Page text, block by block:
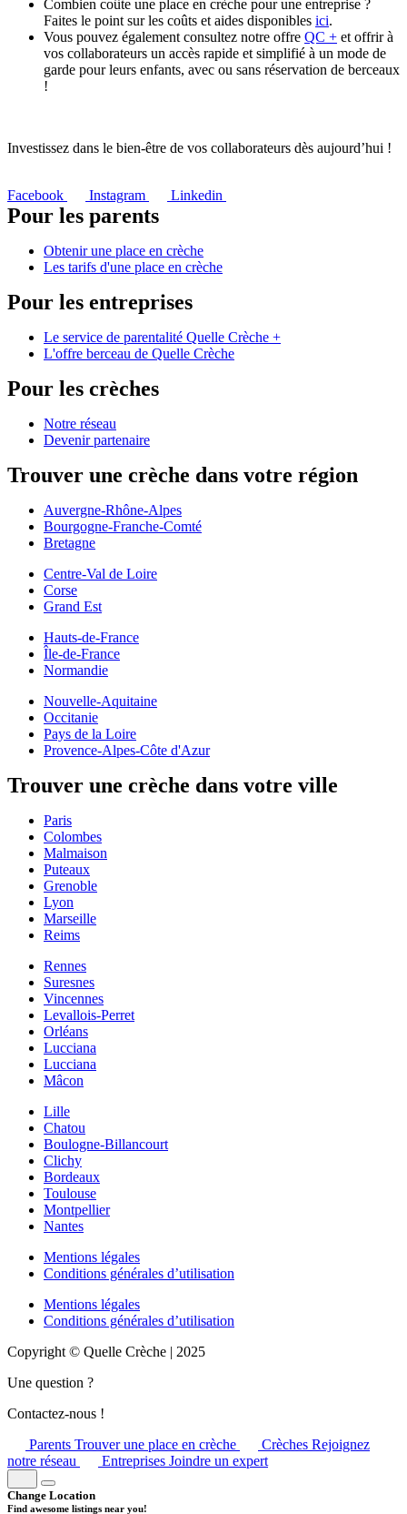
Combien coûte une place en crèche pour une entreprise ?
Faites le point sur les coûts et aides disponibles ici.
Vous pouvez également consultez notre offre QC + et offrir à
vos collaborateurs un accès rapide et simplifié à un mode de
garde pour leurs enfants, avec ou sans réservation de berceaux
!
Investissez dans le bien-être de vos collaborateurs dès aujourd’hui !
Facebook Instagram Linkedin
Pour les parents
Obtenir une place en crèche
Les tarifs d'une place en crèche
Pour les entreprises
Le service de parentalité Quelle Crèche +
L'offre berceau de Quelle Crèche
Pour les crèches
Notre réseau
Devenir partenaire
Trouver une crèche dans votre région
Auvergne-Rhône-Alpes
Bourgogne-Franche-Comté
Bretagne
Centre-Val de Loire
Corse
Grand Est
Hauts-de-France
Île-de-France
Normandie
Nouvelle-Aquitaine
Occitanie
Pays de la Loire
Provence-Alpes-Côte d'Azur
Trouver une crèche dans votre ville
Paris
Colombes
Malmaison
Puteaux
Grenoble
Lyon
Marseille
Reims
Rennes
Suresnes
Vincennes
Levallois-Perret
Orléans
Lucciana
Lucciana
Mâcon
Lille
Chatou
Boulogne-Billancourt
Clichy
Bordeaux
Toulouse
Montpellier
Nantes
Mentions légales
Conditions générales d’utilisation
Mentions légales
Conditions générales d’utilisation
Copyright © Quelle Crèche | 2025
Une question ?
Contactez-nous !
Parents Trouver une place en crèche Crèches Rejoignez
notre réseau
Entreprises Joindre un expert
Change Location
Find awesome listings near you!